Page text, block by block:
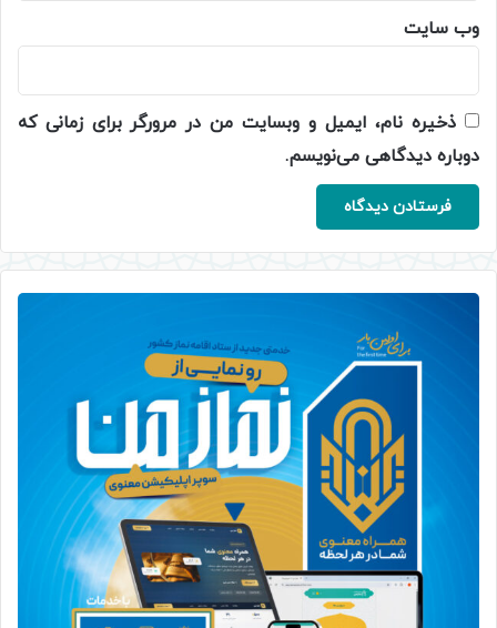
وب‌ سایت
ذخیره نام، ایمیل و وبسایت من در مرورگر برای زمانی که
دوباره دیدگاهی می‌نویسم.